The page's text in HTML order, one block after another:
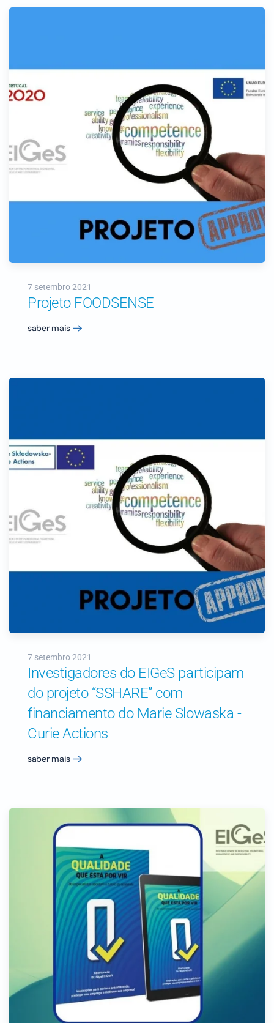
7 setembro 2021
Projeto FOODSENSE
saber mais
7 setembro 2021
Investigadores do EIGeS participam
do projeto “SSHARE” com
financiamento do Marie Slowaska -
Curie Actions
saber mais